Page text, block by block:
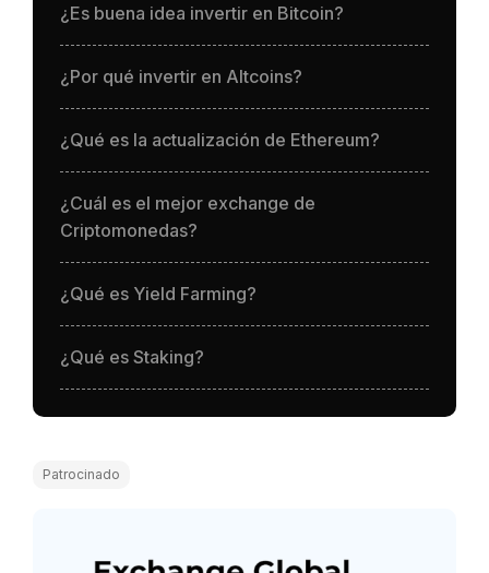
¿Es buena idea invertir en Bitcoin?
¿Por qué invertir en Altcoins?
¿Qué es la actualización de Ethereum?
¿Cuál es el mejor exchange de
Criptomonedas?
¿Qué es Yield Farming?
¿Qué es Staking?
Patrocinado